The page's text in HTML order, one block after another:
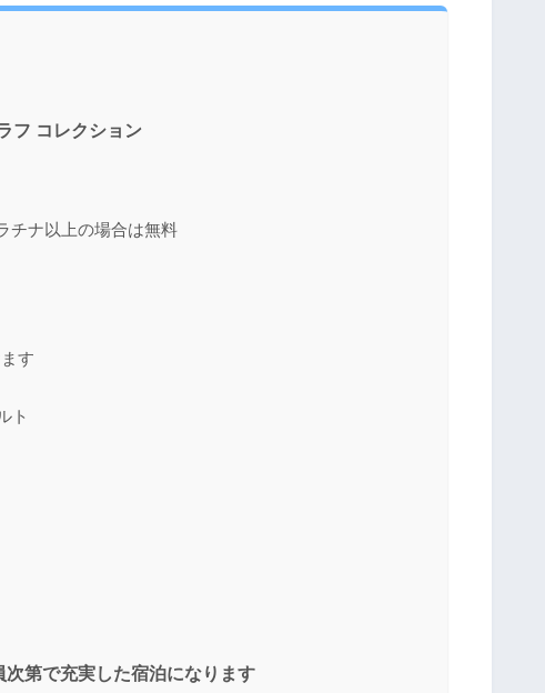
フ コレクション
ナ以上の場合は無料
す
ト
第で充実した宿泊になります